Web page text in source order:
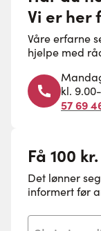
Vi er her
Våre erfarne
hjelpe med
kl.
57 69
Få 100
Det lønner
informert før